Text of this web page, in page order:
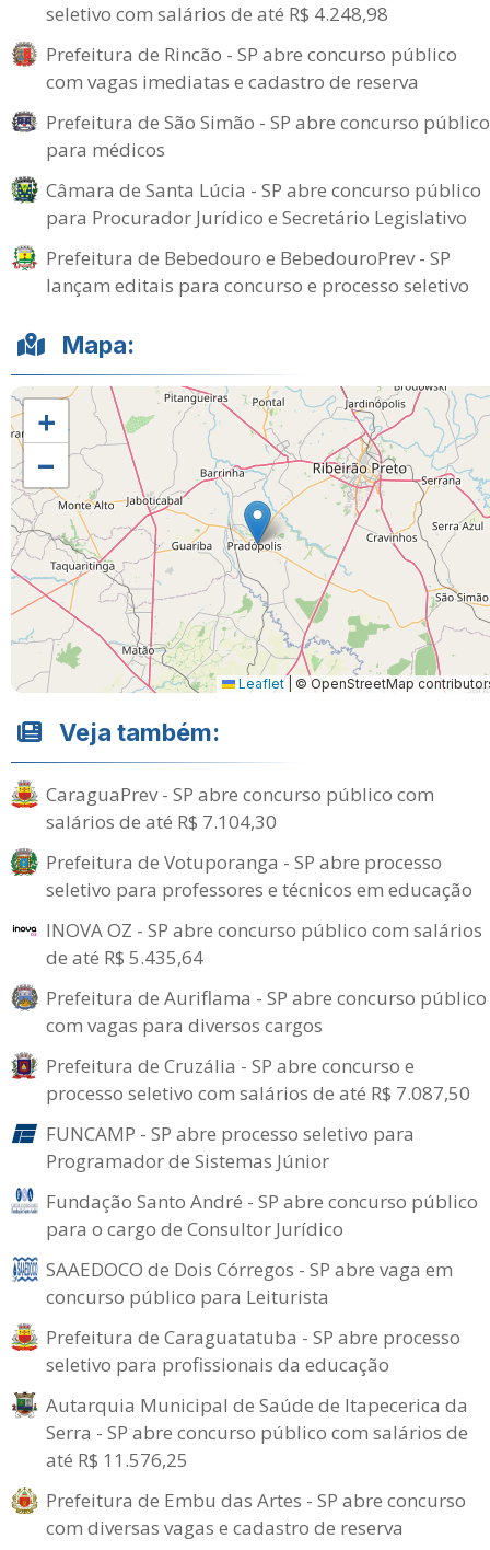
seletivo com salários de até R$ 4.248,98
Prefeitura de Rincão - SP abre concurso público
com vagas imediatas e cadastro de reserva
Prefeitura de São Simão - SP abre concurso público
para médicos
Câmara de Santa Lúcia - SP abre concurso público
para Procurador Jurídico e Secretário Legislativo
Prefeitura de Bebedouro e BebedouroPrev - SP
lançam editais para concurso e processo seletivo
Mapa:
+
−
Leaflet © OpenStreetMap
Veja também:
CaraguaPrev - SP abre concurso público com
salários de até R$ 7.104,30
Prefeitura de Votuporanga - SP abre processo
seletivo para professores e técnicos em educação
INOVA OZ - SP abre concurso público com salários
de até R$ 5.435,64
Prefeitura de Auriflama - SP abre concurso público
com vagas para diversos cargos
Prefeitura de Cruzália - SP abre concurso e
processo seletivo com salários de até R$ 7.087,50
FUNCAMP - SP abre processo seletivo para
Programador de Sistemas Júnior
Fundação Santo André - SP abre concurso público
para o cargo de Consultor Jurídico
SAAEDOCO de Dois Córregos - SP abre vaga em
concurso público para Leiturista
Prefeitura de Caraguatatuba - SP abre processo
seletivo para profissionais da educação
Autarquia Municipal de Saúde de Itapecerica da
Serra - SP abre concurso público com salários de
até R$ 11.576,25
Prefeitura de Embu das Artes - SP abre concurso
com diversas vagas e cadastro de reserva